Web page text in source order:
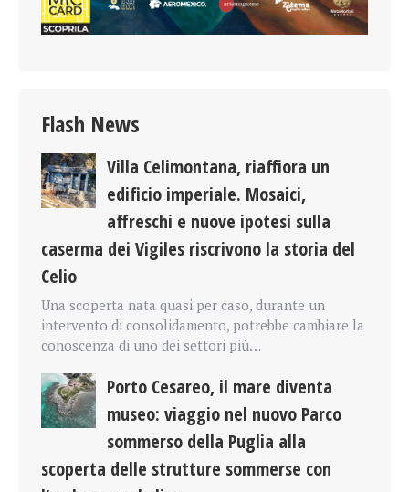
Flash News
Villa Celimontana, riaffiora un
edificio imperiale. Mosaici,
affreschi e nuove ipotesi sulla
caserma dei Vigiles riscrivono la storia del
Celio
Una scoperta nata quasi per caso, durante un
intervento di consolidamento, potrebbe cambiare la
conoscenza di uno dei settori più…
Porto Cesareo, il mare diventa
museo: viaggio nel nuovo Parco
sommerso della Puglia alla
scoperta delle strutture sommerse con